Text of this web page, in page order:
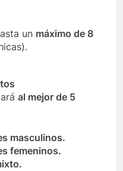
un máximo de 8
al mejor de 5
masculinos.
femeninos.